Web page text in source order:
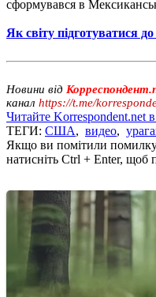
сформувався в
Як світу підготуватися
Новини від
канал https://t.me/
Читайте Korrespondent.net
ТЕГИ: США, видео,
Якщо ви помітили помилку,
натисніть Ctrl + Enter, щоб